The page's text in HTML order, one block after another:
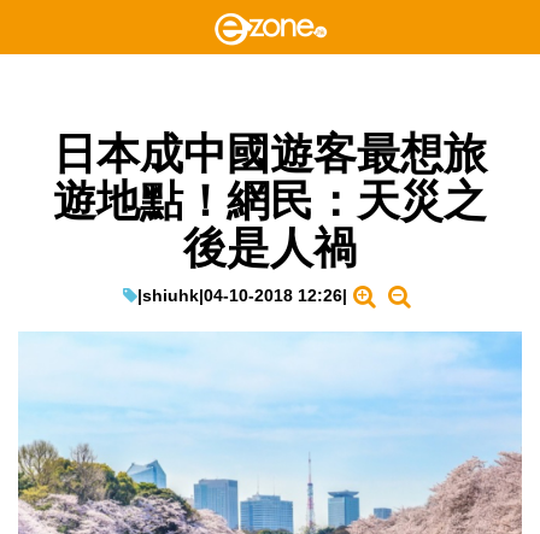
日本成中國遊客最想旅
遊地點！網民：天災之
後是人禍
|shiuhk|04-10-2018 12:26|